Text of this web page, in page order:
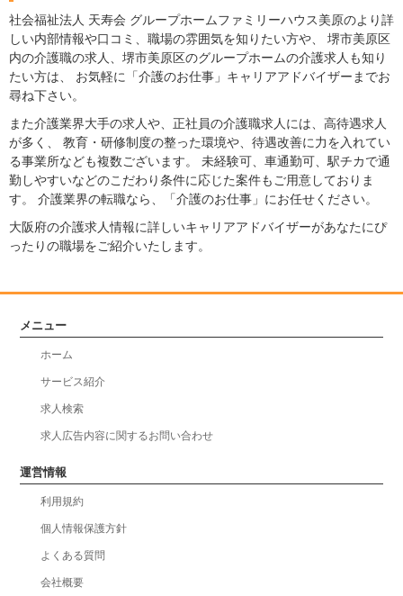
社会福祉法人 天寿会 グループホームファミリーハウス美原のより詳
しい内部情報や口コミ、職場の雰囲気を知りたい方や、 堺市美原区
内の介護職の求人、堺市美原区のグループホームの介護求人も知り
たい方は、 お気軽に「介護のお仕事」キャリアアドバイザーまでお
尋ね下さい。
また介護業界大手の求人や、正社員の介護職求人には、高待遇求人
が多く、 教育・研修制度の整った環境や、待遇改善に力を入れてい
る事業所なども複数ございます。 未経験可、車通勤可、駅チカで通
勤しやすいなどのこだわり条件に応じた案件もご用意しておりま
す。 介護業界の転職なら、「介護のお仕事」にお任せください。
大阪府の介護求人情報に詳しいキャリアアドバイザーがあなたにぴ
ったりの職場をご紹介いたします。
メニュー
ホーム
サービス紹介
求人検索
求人広告内容に関するお問い合わせ
運営情報
利用規約
個人情報保護方針
よくある質問
会社概要